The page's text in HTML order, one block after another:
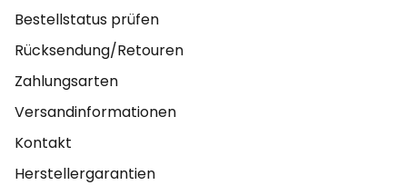
Bestellstatus prüfen
Rücksendung/Retouren
Zahlungsarten
Versandinformationen
Kontakt
Herstellergarantien